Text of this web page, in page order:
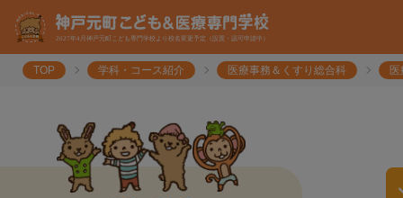
TOP 学科・コース紹介 医療事務＆くすり総合科